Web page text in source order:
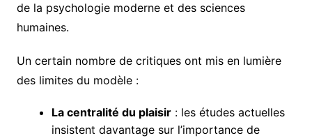
de la psychologie moderne et des sciences
humaines.
Un certain nombre de critiques ont mis en lumière
des limites du modèle :
La centralité du plaisir: les études actuelles
insistent davantage sur l’importance de